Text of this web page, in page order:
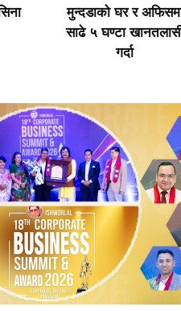
आन्दालन गर्ने